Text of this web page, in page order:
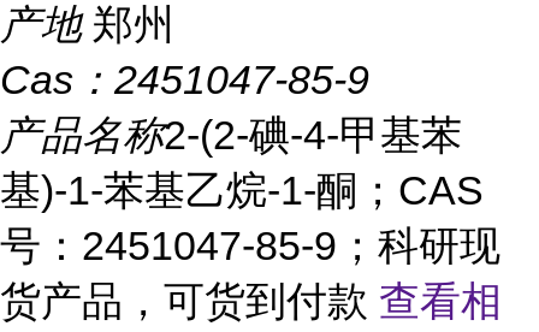
产地 郑州
Cas： 2451047-85-9
产品名称2-(2-碘-4-甲基苯
基)-1-苯基乙烷-1-酮；CAS
号：2451047-85-9；科研现
货产品，可货到付款 查看相